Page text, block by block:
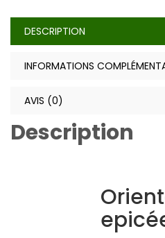
DESCRIPTION
INFORMATIONS
AVIS (0)
Description